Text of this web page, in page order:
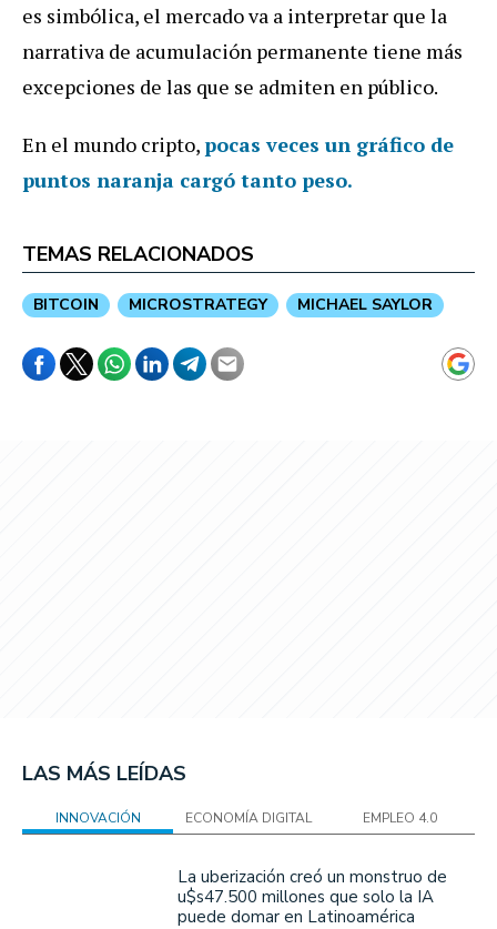
es simbólica, el mercado va a interpretar que la
narrativa de acumulación permanente tiene más
excepciones de las que se admiten en público.
En el mundo cripto,pocas veces un gráfico de
puntos naranja cargó tanto peso.
TEMAS RELACIONADOS
BITCOIN MICROSTRATEGY MICHAEL SAYLOR
LAS MÁS LEÍDAS
INNOVACIÓN ECONOMÍA DIGITAL EMPLEO 4.0
La uberización creó un monstruo de
u$s47.500 millones que solo la IA
puede domar en Latinoamérica